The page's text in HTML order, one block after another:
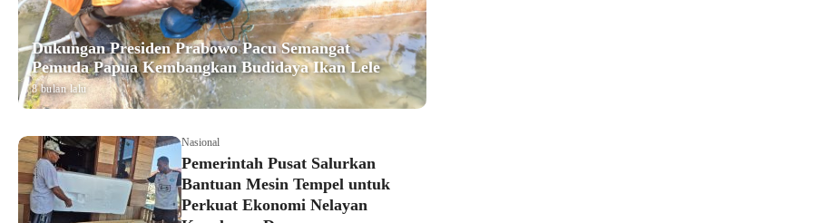
Dukungan Presiden Prabowo Pacu Semangat
Pemuda Papua Kembangkan Budidaya Ikan Lele
8 bulan lalu
Nasional
Pemerintah Pusat Salurkan
Bantuan Mesin Tempel untuk
Perkuat Ekonomi Nelayan